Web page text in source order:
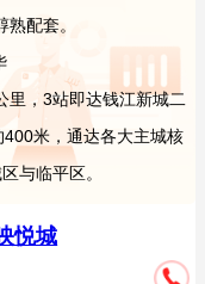
配套。
里，3站即达钱江新城二
米，通达各大主城核
与临平区。
悦城